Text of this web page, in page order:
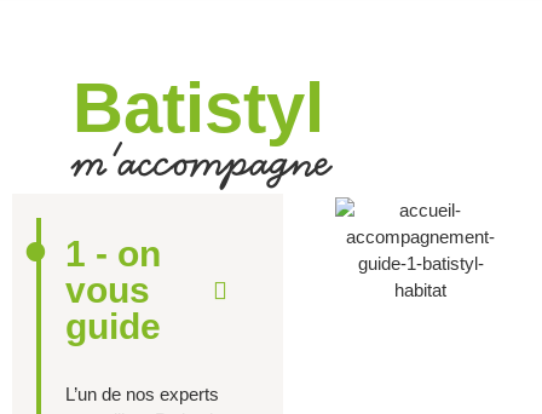
Batistyl
m'accompagne
1 - on
vous
guide
L’un de nos experts